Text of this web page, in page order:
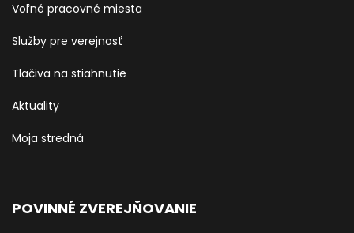
Voľné pracovné miesta
Služby pre verejnosť
Tlačiva na stiahnutie
Aktuality
Moja stredná
POVINNÉ ZVEREJŇOVANIE